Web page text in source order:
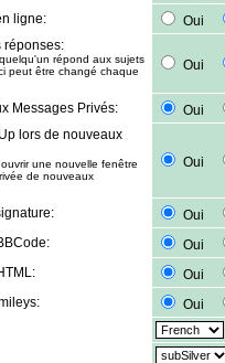
ligne:
Oui
réponses:
répond aux sujets
peut être changé chaque
Oui
Messages Privés:
Oui
lors de nouveaux
une nouvelle fenêtre
de nouveaux
Oui
Oui
Oui
Oui
Oui